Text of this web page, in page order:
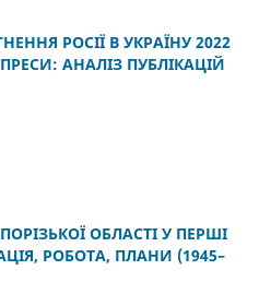
РОСІЇ В УКРАЇНУ 2022
АНАЛІЗ ПУБЛІКАЦІЙ
ОБЛАСТІ У ПЕРШІ
РОБОТА, ПЛАНИ (1945–